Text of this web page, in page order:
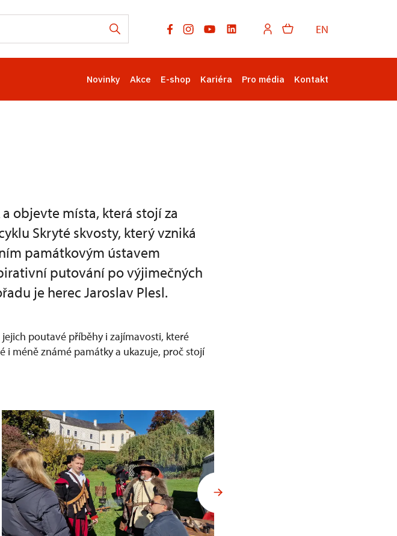
EN
Novinky Akce E-shop Kariéra Pro média Kontakt
objevte místa, která stojí za
Skryté skvosty, který vzniká
památkovým ústavem
putování po výjimečných
je herec Jaroslav Plesl.
poutavé příběhy i zajímavosti, které
i méně známé památky a ukazuje, proč stojí